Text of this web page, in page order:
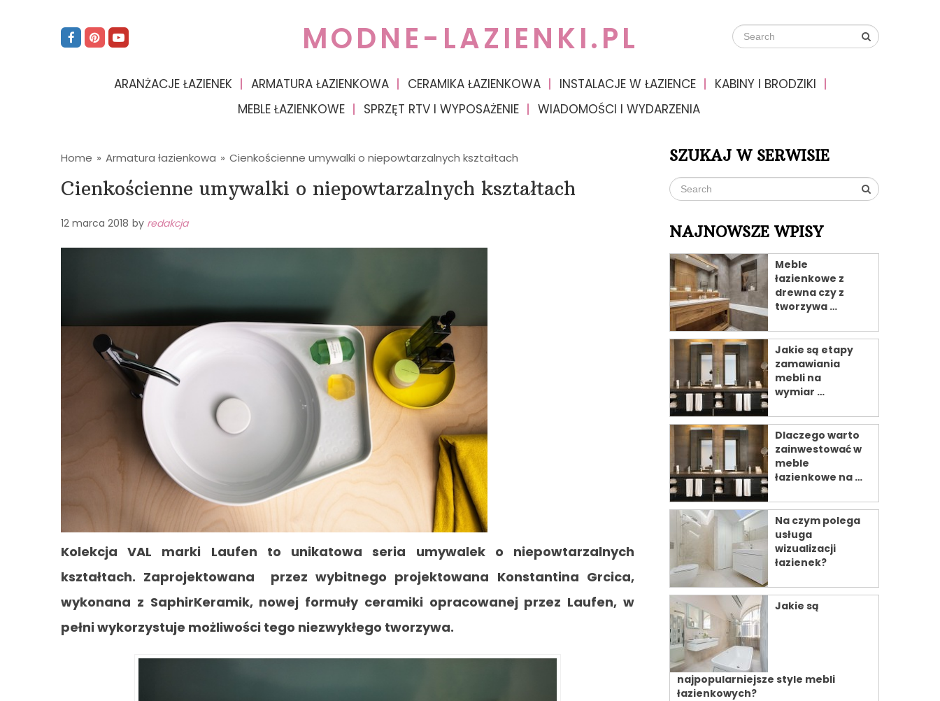
MODNE-LAZIENKI.PL
ARANŻACJE ŁAZIENEK ARMATURA ŁAZIENKOWA CERAMIKA ŁAZIENKOWA INSTALACJE W ŁAZIENCE
KABINY I BRODZIKI
MEBLE ŁAZIENKOWE
SPRZĘT RTV I WYPOSAŻENIE WIADOMOŚCI I WYDARZENIA
Home » Armatura łazienkowa » Cienkościenne umywalki o niepowtarzalnych kształtach
Cienkościenne umywalki o niepowtarzalnych kształtach
12 marca 2018 by redakcja
Kolekcja VAL marki Laufen to unikatowa seria umywalek o niepowtarzalnych
kształtach. Zaprojektowana przez wybitnego projektowana Konstantina Grcica,
wykonana z SaphirKeramik, nowej formuły ceramiki opracowanej przez Laufen, w
pełni wykorzystuje możliwości tego niezwykłego tworzywa.
SZUKAJ W SERWISIE
NAJNOWSZE WPISY
Meble
łazienkowe z
drewna czy z
tworzywa …
Jakie są etapy
zamawiania
mebli na
wymiar …
Dlaczego warto
zainwestować w
meble
łazienkowe na …
Na czym polega
usługa
wizualizacji
łazienek?
Jakie są
najpopularniejsze style mebli
łazienkowych?